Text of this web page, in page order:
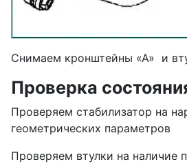
Снимаем кронштейны «А» и
Проверка
Проверяем стабилизатор на
геометрических параметров
Проверяем втулки на наличие